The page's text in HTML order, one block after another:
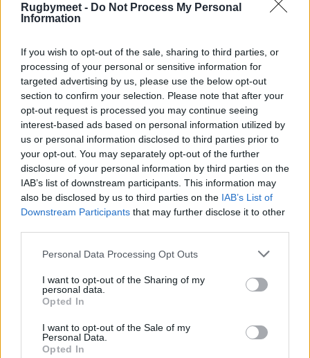
Rugbymeet - Do Not Process My Personal
Information
If you wish to opt-out of the sale, sharing to third parties, or
processing of your personal or sensitive information for
targeted advertising by us, please use the below opt-out
section to confirm your selection. Please note that after your
opt-out request is processed you may continue seeing
interest-based ads based on personal information utilized by
us or personal information disclosed to third parties prior to
your opt-out. You may separately opt-out of the further
disclosure of your personal information by third parties on the
IAB’s list of downstream participants. This information may
also be disclosed by us to third parties on the IAB’s List of
Downstream Participants that may further disclose it to other
Personal Data Processing Opt Outs
I want to opt-out of the Sharing of my
personal data.
Opted In
I want to opt-out of the Sale of my
Personal Data.
Opted In
Italia – Inghilterra 33-61
Tabellino:3’ meta Packer, tr. Harrison (0-7); 8’
meta Cokayne, tr. Harrison (0-14); 11’ meta
Rowland, tr. Harrison (0-21); 13’ meta Venner (0-
26); 17’ meta Vecchini (5-26); 19’ meta Cokayne,
tr. Harrison (5-33), 27’ meta tecnica (12-33); 31’
meta Packer, tr. Harrison (12-40); 34’ meta
Ranuccini, tr. Sillari (19-40); 47’ meta Burton, tr.
Harrison (19-47); 51’ meta Packer, tr. Harrison
(19-54); 55’ meta Sgorbini, tr. Sillari (26-54); 59’
Sgorbini, tr. Sillari (33-61)
: 15 Vittoria Ostuni Minuzzi, 14 Aura Muzzo,
13 Michela Sillari, 12 Sara Mannini, 11 Alyssa
D’Incà, 10 Veronica Madia, 9 Sofia Stefan, 8
Elisa Giordano (C), 7 Alissa Ranuccini, 6